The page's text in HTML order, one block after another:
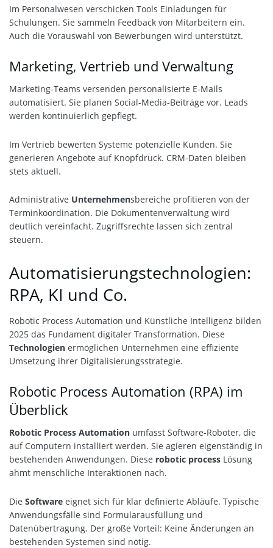
Im Personalwesen verschicken Tools Einladungen für
Schulungen. Sie sammeln Feedback von Mitarbeitern ein.
Auch die Vorauswahl von Bewerbungen wird unterstützt.
Marketing, Vertrieb und Verwaltung
Marketing-Teams versenden personalisierte E-Mails
automatisiert. Sie planen Social-Media-Beiträge vor. Leads
werden kontinuierlich gepflegt.
Im Vertrieb bewerten Systeme potenzielle Kunden. Sie
generieren Angebote auf Knopfdruck. CRM-Daten bleiben
stets aktuell.
Administrative Unternehmensbereiche profitieren von der
Terminkoordination. Die Dokumentenverwaltung wird
deutlich vereinfacht. Zugriffsrechte lassen sich zentral
steuern.
Automatisierungstechnologien:
RPA, KI und Co.
Robotic Process Automation und Künstliche Intelligenz bilden
2025 das Fundament digitaler Transformation. Diese
Technologien ermöglichen Unternehmen eine effiziente
Umsetzung ihrer Digitalisierungsstrategie.
Robotic Process Automation (RPA) im
Überblick
Robotic Process Automation umfasst Software-Roboter, die
auf Computern installiert werden. Sie agieren eigenständig in
bestehenden Anwendungen. Diese robotic process Lösung
ahmt menschliche Interaktionen nach.
Die Software eignet sich für klar definierte Abläufe. Typische
Anwendungsfälle sind Formularausfüllung und
Datenübertragung. Der große Vorteil: Keine Änderungen an
bestehenden Systemen sind nötig.